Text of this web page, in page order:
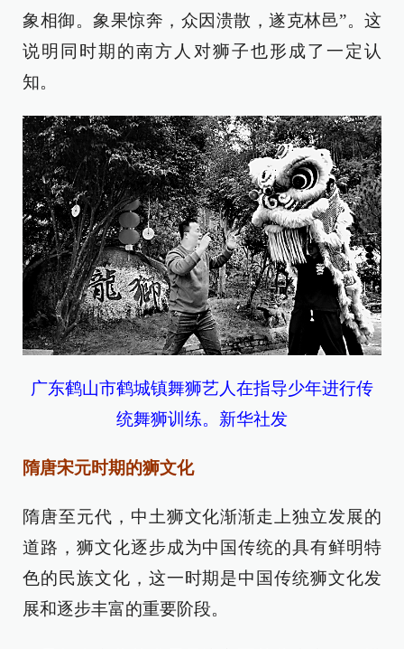
象相御。象果惊奔，众因溃散，遂克林邑”。这
说明同时期的南方人对狮子也形成了一定认
知。
广东鹤山市鹤城镇舞狮艺人在指导少年进行传
统舞狮训练。新华社发
隋唐宋元时期的狮文化
隋唐至元代，中土狮文化渐渐走上独立发展的
道路，狮文化逐步成为中国传统的具有鲜明特
色的民族文化，这一时期是中国传统狮文化发
展和逐步丰富的重要阶段。